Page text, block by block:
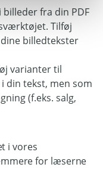
billeder fra din PDF
Tilføj
billedtekster
varianter til
din tekst, men som
(f.eks. salg,
i vores
for læserne